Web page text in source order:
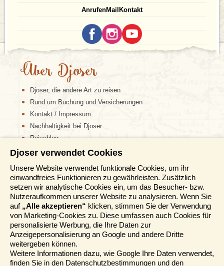
AnrufenMail Kontakt
Über Djoser
Djoser, die andere Art zu reisen
Rund um Buchung und Versicherungen
Kontakt / Impressum
Nachhaltigkeit bei Djoser
Reiseblog
Informationen
Reisemessen
Häufig gestellte Fragen
AGB
Formblatt
Datenschutz
Informationstage
Unser Belgischer Partner
Unser Niederländischer Partner
Djoser verwendet Cookies
Unsere Website verwendet funktionale Cookies, um ihr
einwandfreies Funktionieren zu gewährleisten. Zusätzlich
setzen wir analytische Cookies ein, um das Besucher- bzw.
Nutzeraufkommen unserer Website zu analysieren. Wenn Sie
auf „Alle akzeptieren“ klicken, stimmen Sie der Verwendung
von Marketing-Cookies zu. Diese umfassen auch Cookies für
personalisierte Werbung, die Ihre Daten zur
Anzeigepersonalisierung an Google und andere Dritte
weitergeben können.
Weitere Informationen dazu, wie Google Ihre Daten verwendet,
finden Sie in den Datenschutzbestimmungen und den